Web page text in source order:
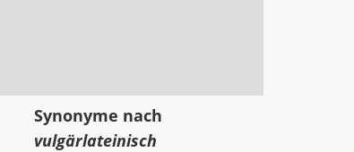
Synonyme nach
vulgärlateinisch